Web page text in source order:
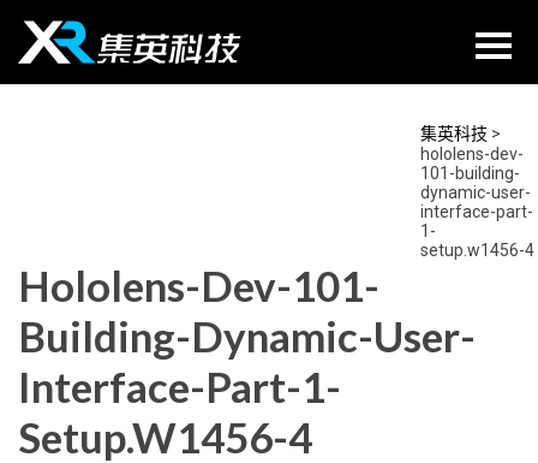
content
集英科技 >
hololens-dev-
101-building-
dynamic-user-
interface-part-
1-
setup.w1456-4
Hololens-Dev-101-
Building-Dynamic-User-
Interface-Part-1-
Setup.w1456-4